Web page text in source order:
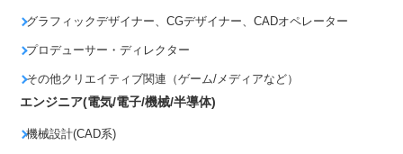
グラフィックデザイナー、CGデザイナー、CADオペレーター
プロデューサー・ディレクター
その他クリエイティブ関連（ゲーム/メディアなど）
エンジニア(電気/電子/機械/半導体)
機械設計(CAD系)